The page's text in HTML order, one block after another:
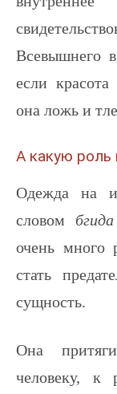
Всевышнего
если
она ложь и
А какую роль
Одежда на
словом бгида
очень много
стать
сущность.
Она
человеку, к